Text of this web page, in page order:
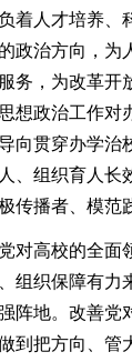
人才培养、
政治方向，为
务，为改革
想政治工作对
向贯穿办学治
、组织育人长
传播者、模范
高校的全面
组织保障有
阵地。改善
到把方向、